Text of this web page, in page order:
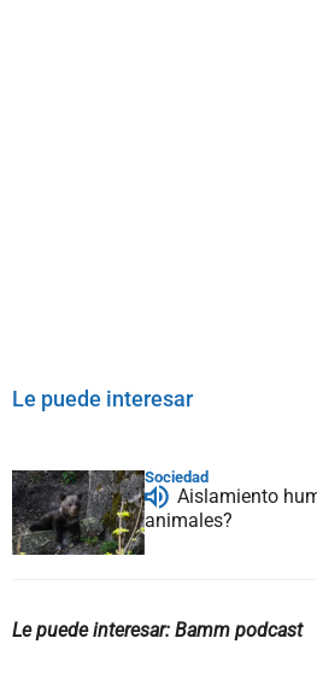
Le puede interesar
Sociedad
Aislamiento
animales?
Le puede interesar: Bamm podcast